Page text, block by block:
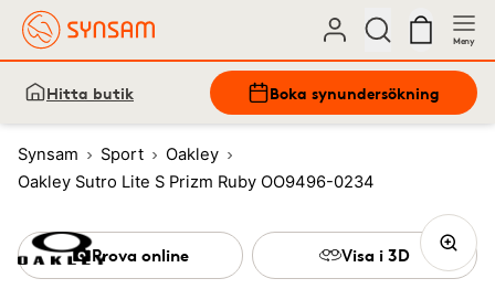
Meny
Hitta butik Boka synundersökning
Synsam Sport
Oakley
Oakley Sutro Lite S Prizm Ruby OO9496-0234
Prova online Visa i 3D